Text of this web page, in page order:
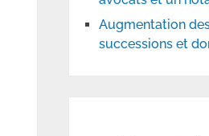
Augmentation
successions et